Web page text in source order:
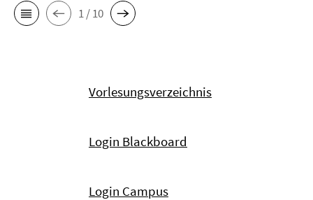
1 / 10
Vorlesungsverzeichnis
Login Blackboard
Login Campus